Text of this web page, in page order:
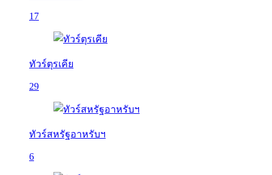
17
ทัวร์ตุรเคีย
29
ทัวร์สหรัฐอาหรับฯ
6